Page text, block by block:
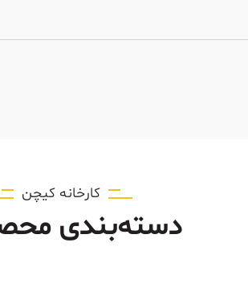
کارخانه کیچن
دسته‌بندی